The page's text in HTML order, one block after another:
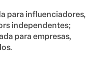
para influenciadores,
independentes;
para empresas,